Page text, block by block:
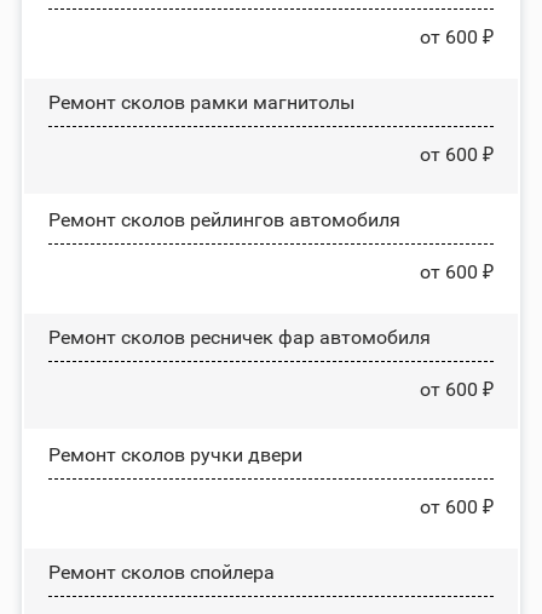
от 600 ₽
Ремонт сколов рамки магнитолы
от 600 ₽
Ремонт сколов рейлингов автомобиля
от 600 ₽
Ремонт сколов ресничек фар автомобиля
от 600 ₽
Ремонт сколов ручки двери
от 600 ₽
Ремонт сколов спойлера